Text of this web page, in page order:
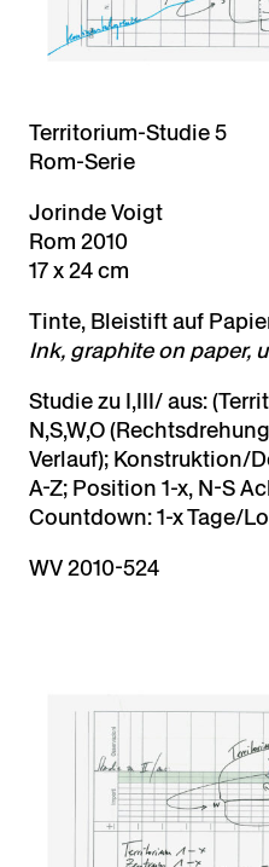
Territorium-Studie 5
Rom-Serie
Jorinde Voigt
Rom 2010
17 x 24 cm
Tinte, Bleistift auf
Ink, graphite on paper,
Studie zu I,III/ aus:
N,S,W,O
Verlauf); Konstruktion/
A-Z; Position 1-x, N-S
Countdown: 1-x Tage/
WV 2010-524